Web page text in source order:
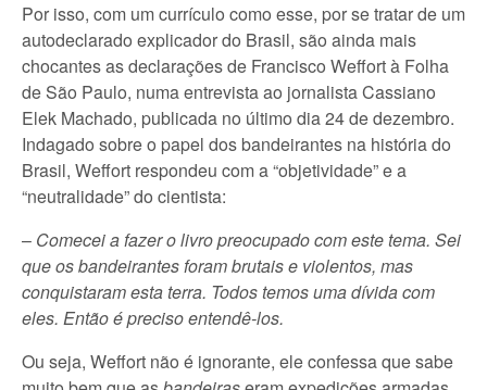
Por isso, com um currículo como esse, por se tratar de um
autodeclarado explicador do Brasil, são ainda mais
chocantes as declarações de Francisco Weffort à Folha
de São Paulo, numa entrevista ao jornalista Cassiano
Elek Machado, publicada no último dia 24 de dezembro.
Indagado sobre o papel dos bandeirantes na história do
Brasil, Weffort respondeu com a “objetividade” e a
“neutralidade” do cientista:
– Comecei a fazer o livro preocupado com este tema. Sei
que os bandeirantes foram brutais e violentos, mas
conquistaram esta terra. Todos temos uma dívida com
eles. Então é preciso entendê-los.
Ou seja, Weffort não é ignorante, ele confessa que sabe